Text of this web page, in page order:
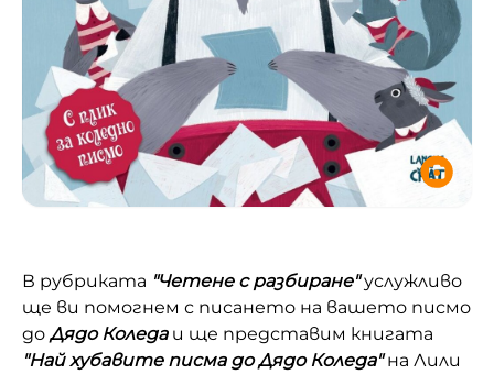
В рубриката "Четене с разбиране"услужливо
ще ви помогнем с писането на вашето писмо
до Дядо Коледаи ще представим книгата
"Най хубавите писма до Дядо Коледа" на Лили